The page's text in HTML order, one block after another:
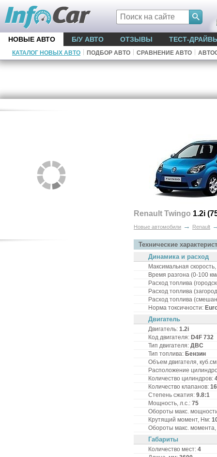
НОВЫЕ АВТО Б/У АВТО ОТЗЫВЫ ТЕСТ-
КАТАЛОГ НОВЫХ АВТО ПОДБОР АВТО СРАВНЕНИЕ АВТО
Renault Twingo 1.2i
Новые автомобили → Renault
Технические
Динамика и расход
Максимальная
Время разгона (0-100
Расход топлива
Расход топлива
Расход топлива
Норма токсичности:
Двигатель
Двигатель: 1.2i
Код двигателя: D4F 732
Тип двигателя: ДВС
Тип топлива: Бензин
Объем двигателя,
Расположение
Количество цилиндров:
Количество клапанов: 16
Степень сжатия: 9.8:1
Мощность, л.с.: 75
Обороты макс.
Крутящий момент, Нм:
Обороты макс.
Габариты
Количество мест: 4